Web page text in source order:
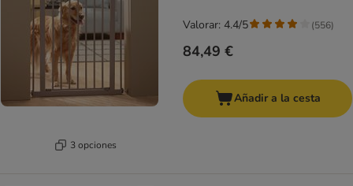
3 opciones
84,49 €
Valorar: 4.4/5 (556)
Añadir a la cesta